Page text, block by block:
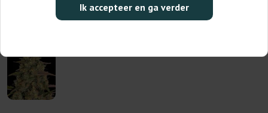
Ik accepteer en ga verder